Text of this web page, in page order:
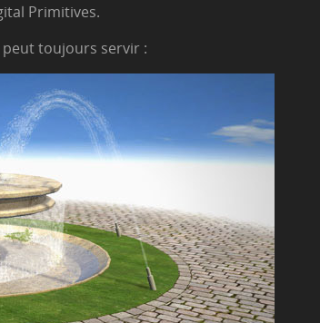
Primitives.
peut toujours servir :